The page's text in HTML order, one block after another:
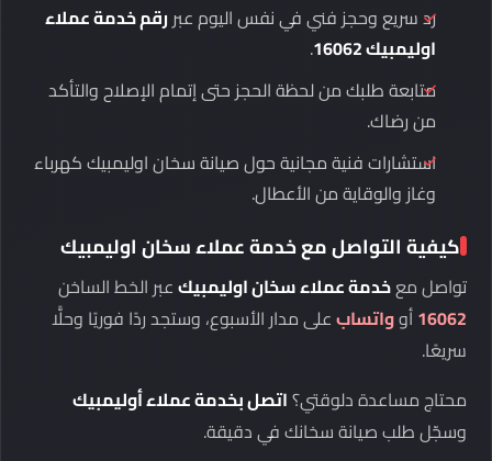
رد سريع وحجز فني في نفس اليوم عبررقم خدمة عملاء
اوليمبيك 16062
.
متابعة طلبك من لحظة الحجز حتى إتمام الإصلاح والتأكد
من رضاك.
استشارات فنية مجانية حول صيانة سخان اوليمبيك كهرباء
وغاز والوقاية من الأعطال.
كيفية التواصل مع خدمة عملاء سخان اوليمبيك
تواصل معخدمة عملاء سخان اوليمبيكعبر الخط الساخن
16062أوواتسابعلى مدار الأسبوع، وستجد ردًا فوريًا وحلًّا
سريعًا.
محتاج مساعدة دلوقتي؟اتصل بخدمة عملاء أوليمبيك
وسجّل طلب صيانة سخانك في دقيقة.